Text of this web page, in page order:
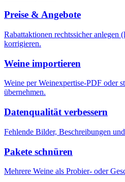
Preise & Angebote
Rabattaktionen rechtssicher
korrigieren.
Weine importieren
Weine per Weinexpertise-PDF oder
übernehmen.
Datenqualität verbessern
Fehlende Bilder, Beschreibungen
Pakete schnüren
Mehrere Weine als Probier- oder